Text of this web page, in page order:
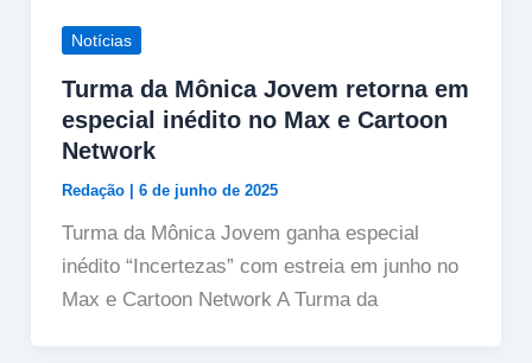
Notícias
Turma da Mônica Jovem retorna em
especial inédito no Max e Cartoon
Network
Redação 6 de junho de 2025
Turma da Mônica Jovem ganha especial
inédito “Incertezas” com estreia em junho no
Max e Cartoon Network A Turma da